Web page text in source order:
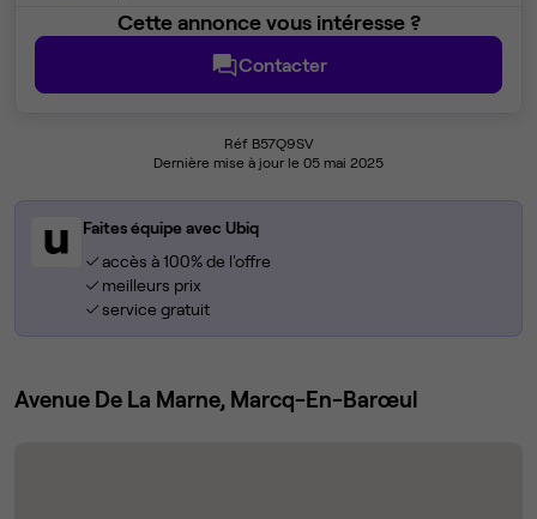
Cette annonce vous intéresse ?
Contacter
Réf B57Q9SV
Dernière mise à jour le 05 mai 2025
Faites équipe avec Ubiq
accès à 100% de l'offre
meilleurs prix
service gratuit
Avenue De La Marne, Marcq-En-Barœul